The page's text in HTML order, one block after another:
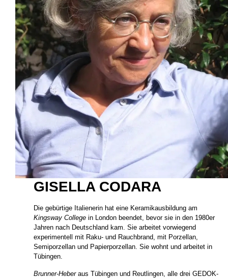
GISELLA CODARA
Die gebürtige Italienerin hat eine Keramikausbildung am
Kingsway Collegein London beendet, bevor sie in den 1980er
Jahren nach Deutschland kam. Sie arbeitet vorwiegend
experimentell mit Raku- und Rauchbrand, mit Porzellan,
Semiporzellan und Papierporzellan. Sie wohnt und arbeitet in
Tübingen.
Brunner-Heberaus Tübingen und Reutlingen, alle drei GEDOK-